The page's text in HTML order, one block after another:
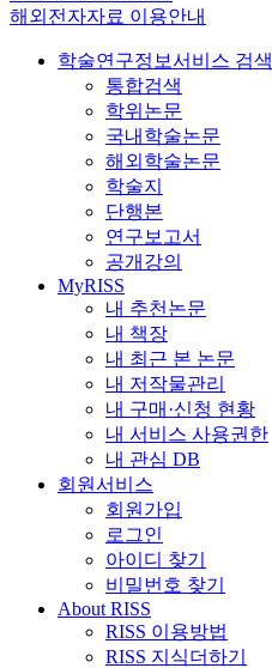
해외전자자료 이용안내
학술연구정보서비스 검색
통합검색
학위논문
국내학술논문
해외학술논문
학술지
단행본
연구보고서
공개강의
MyRISS
내 추천논문
내 책장
내 최근 본 논문
내 저작물관리
내 구매·신청 현황
내 서비스 사용권한
내 관심 DB
회원서비스
회원가입
로그인
아이디 찾기
비밀번호 찾기
About RISS
RISS 이용방법
RISS 지식더하기